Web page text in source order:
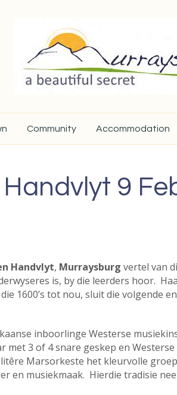
Community Accommodation
9
Handvlyt, Murraysburg vertel van
is, by die leerders hoor.
1600’s tot nou, sluit die volgende
inboorlinge Westerse
met 3 of 4 snare geskep en
Marsorkeste het kleurvolle
en musiekmaak. Hierdie tradisie